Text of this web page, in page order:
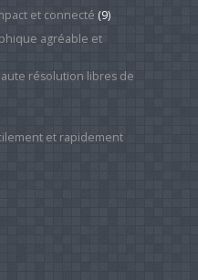
et connecté (9)
agréable et
résolution libres de
et rapidement